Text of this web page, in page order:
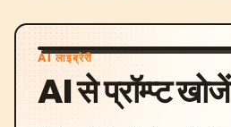
AI लाइब्रेरी
AI से प्रॉम्प्ट खोजें